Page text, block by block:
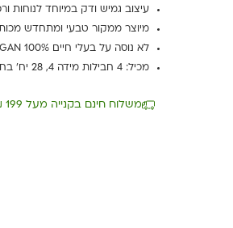
עיצוב גמיש ודק במיוחד לנוחות
מיוצר ממקור טבעי ומתחדש
לא נוסה על בעלי חיים VEGAN 100%.
מכיל: 4 חבילות מידה 4, 28 יח' בחבילה.
משלוח חינם בקנייה מעל 199 ₪ עד 5 ימי עסקים